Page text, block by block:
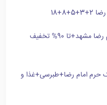
90% تخفیف
حرم امام رضا+طبرسی+غذا و